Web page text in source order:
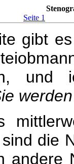
Seite 1
gibt
die
andere